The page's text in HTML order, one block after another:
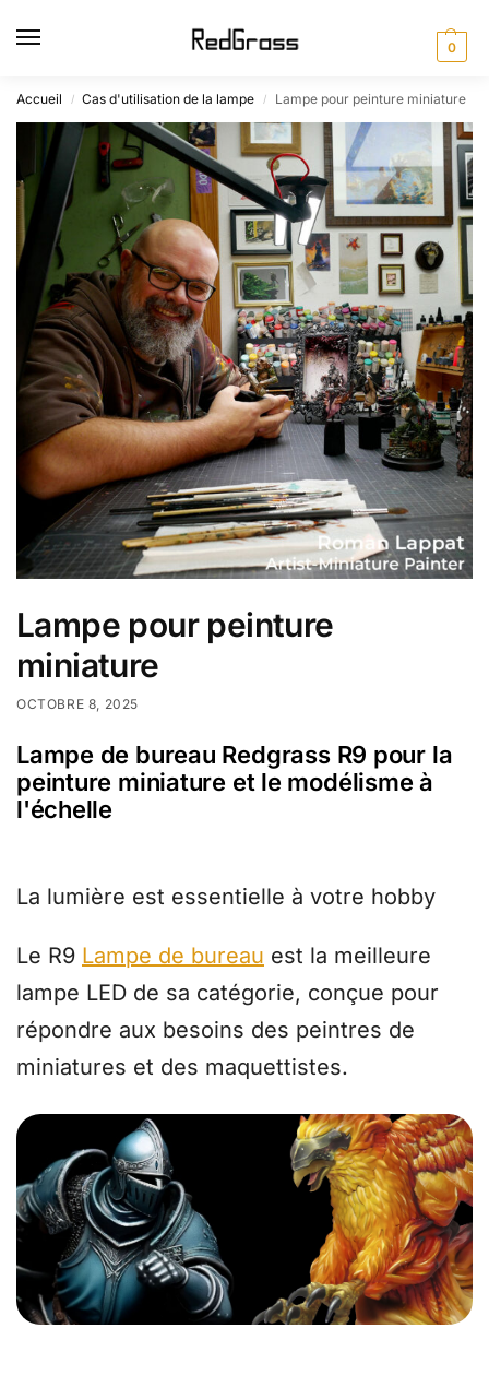
0
Accueil / Cas d'utilisation de la lampe / Lampe pour peinture miniature
Lampe pour peinture
miniature
OCTOBRE 8, 2025
Lampe de bureau Redgrass R9 pour la
peinture miniature et le modélisme à
l'échelle
La lumière est essentielle à votre hobby
Le R9 Lampe de bureau est la meilleure
lampe LED de sa catégorie, conçue pour
répondre aux besoins des peintres de
miniatures et des maquettistes.